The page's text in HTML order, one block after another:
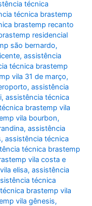
técnica
técnica brastemp
brastemp recanto
residencial
são bernardo,
,assistência
técnica brastemp
vila 31 de março,
,assistência
,assistência técnica
brastemp vila
vila bourbon,
,assistência
,assistência técnica
técnica brastemp
vila costa e
elisa,assistência
técnica
brastemp vila
vila gênesis,